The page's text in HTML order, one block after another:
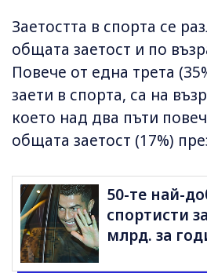
Заетостта в спорта се
общата заетост и по
Повече от една трета
заети в спорта, са на
което над два пъти
общата заетост (17%)
50-те най-
спортисти
млрд. за